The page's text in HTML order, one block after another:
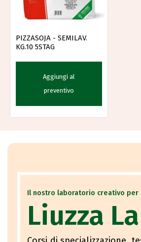
PIZZASOJA - SEMILAV.
KG.10 5STAG
Aggiungi al
preventivo
Il nostro laboratorio creativo per
Liuzza